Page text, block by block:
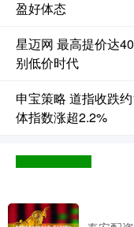
盈好体态
星迈网 最高提价达
别低价时代
申宝策略 道指收跌
体指数涨超2.2%